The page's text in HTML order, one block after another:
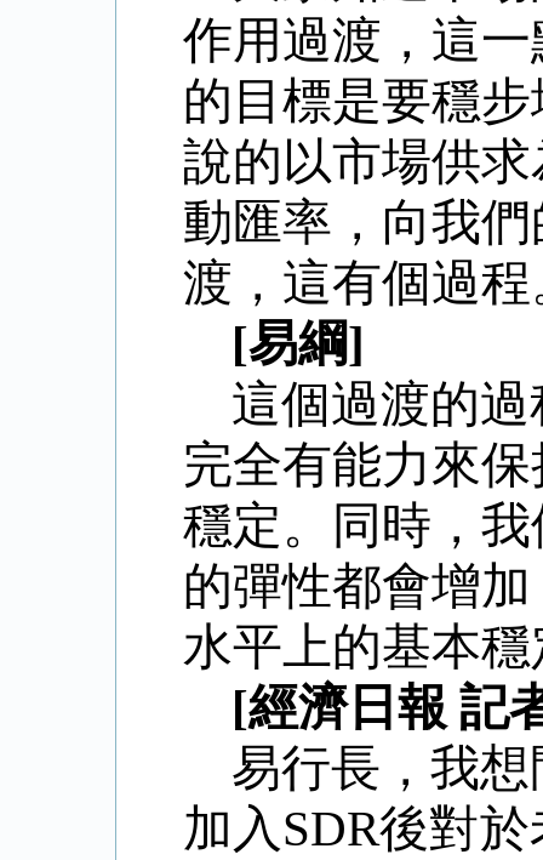
作用過渡，這
的目標是要穩
說的以市場供
動匯率，向我
渡，這有個過程
[易綱]
這個過渡的
完全有能力來
穩定。同時，
的彈性都會增
水平上的基本
[經濟日報 記
易行長，我
加入SDR後對